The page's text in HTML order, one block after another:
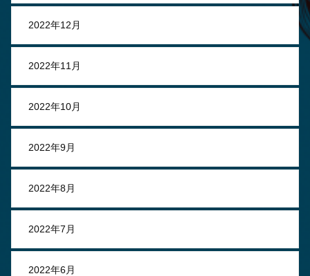
2022年12月
2022年11月
2022年10月
2022年9月
2022年8月
2022年7月
2022年6月